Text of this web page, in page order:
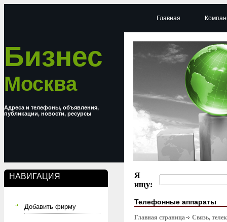
Бизнес
Москва
Адреса и телефоны, объявления,
публикации, новости, ресурсы
НАВИГАЦИЯ
Добавить фирму
Главная
Я
ищу:
Телефонные аппараты
Главная страница Связь,